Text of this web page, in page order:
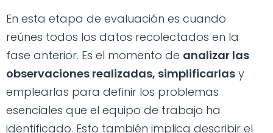
En esta etapa de evaluación es cuando
reúnes todos los datos recolectados en la
fase anterior. Es el momento de analizar las
observaciones realizadas, simplificarlas y
emplearlas para definir los problemas
esenciales que el equipo de trabajo ha
identificado. Esto también implica describir el